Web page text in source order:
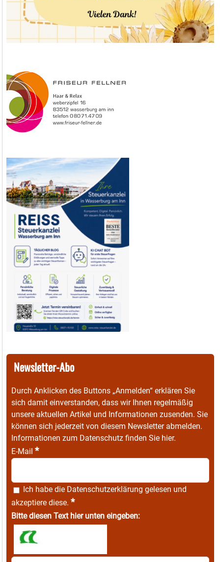
Newsletter-Abo
Durch Anklicken des Buttons „Anmelden“ erklären Sie
sich damit einverstanden, dass wir Ihnen regelmäßig
unsere aktuellen Artikel und Informationen zusenden. Sie
können sich jederzeit von diesem Newsletter abmelden.
Informationen zum Datenschutz finden Sie hier.
E-Mail *
Ich habe die Datenschutzerklärung gelesen und
akzeptiere diese. *
Bitte diesen Text hier unten eingeben: